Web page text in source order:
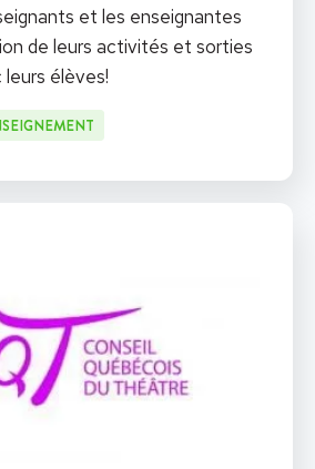
et les enseignantes
de leurs activités et sorties
élèves!